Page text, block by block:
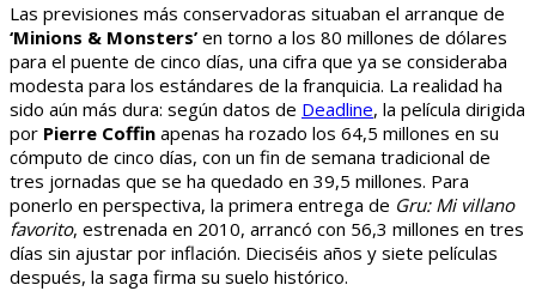
Las previsiones más conservadoras situaban el arranque de
‘Minions & Monsters’ en torno a los 80 millones de dólares
para el puente de cinco días, una cifra que ya se consideraba
modesta para los estándares de la franquicia. La realidad ha
sido aún más dura: según datos de Deadline, la película dirigida
por Pierre Coffin apenas ha rozado los 64,5 millones en su
cómputo de cinco días, con un fin de semana tradicional de
tres jornadas que se ha quedado en 39,5 millones. Para
ponerlo en perspectiva, la primera entrega de Gru: Mi villano
favorito, estrenada en 2010, arrancó con 56,3 millones en tres
días sin ajustar por inflación. Dieciséis años y siete películas
después, la saga firma su suelo histórico.